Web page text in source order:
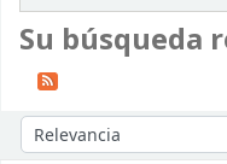
Su búsqueda
Ordenar por: